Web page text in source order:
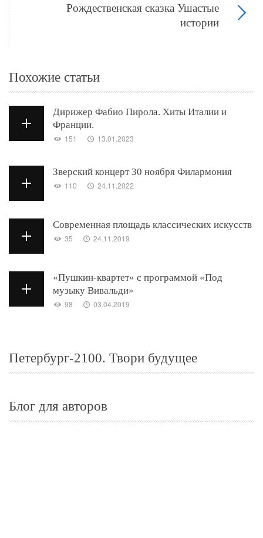
Рождественская сказка Ушастые
истории
Похожие статьи
Дирижер Фабио Пирола. Хиты Италии и
Франции.
151 13.01.2023
Зверский концерт 30 ноября Филармония
110 24.11.2022
Современная площадь классических искусств
35 24.11.2019
«Пушкин-квартет» с программой «Под
музыку Вивальди»
98 03.04.2019
Петербург-2100. Твори будущее
Блог для авторов